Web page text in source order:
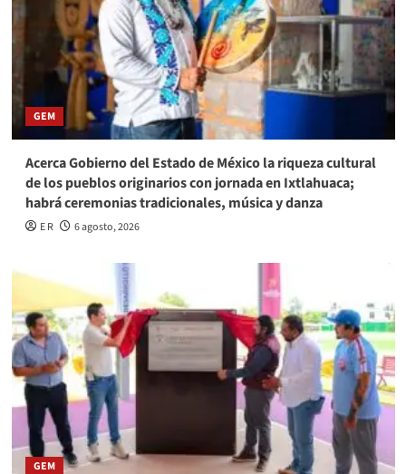
GEM
Acerca Gobierno del Estado de México la riqueza cultural
de los pueblos originarios con jornada en Ixtlahuaca;
habrá ceremonias tradicionales, música y danza
E R 6 agosto, 2026
GEM